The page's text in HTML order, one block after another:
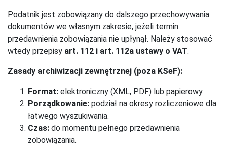
Podatnik jest zobowiązany do dalszego przechowywania
dokumentów we własnym zakresie, jeżeli termin
przedawnienia zobowiązania nie upłynął. Należy stosować
wtedy przepisy art. 112 i art. 112a ustawy o VAT.
Zasady archiwizacji zewnętrznej (poza KSeF):
Format: elektroniczny (XML, PDF) lub papierowy.
Porządkowanie: podział na okresy rozliczeniowe dla
łatwego wyszukiwania.
Czas: do momentu pełnego przedawnienia
zobowiązania.